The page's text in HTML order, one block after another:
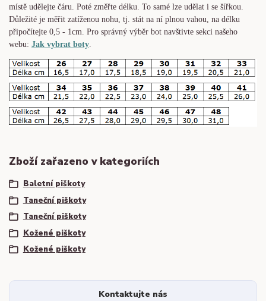
místě udělejte čáru. Poté změřte délku. To samé lze udělat i se šířkou.
Důležité je měřit zatíženou nohu, tj. stát na ní plnou vahou, na délku
připočítejte 0,5 - 1cm. Pro správný výběr bot navštivte sekci našeho
webu: Jak vybrat boty.
Zboží zařazeno v kategoriích
Baletní piškoty
Taneční piškoty
Taneční piškoty
Kožené piškoty
Kožené piškoty
Kontaktujte nás